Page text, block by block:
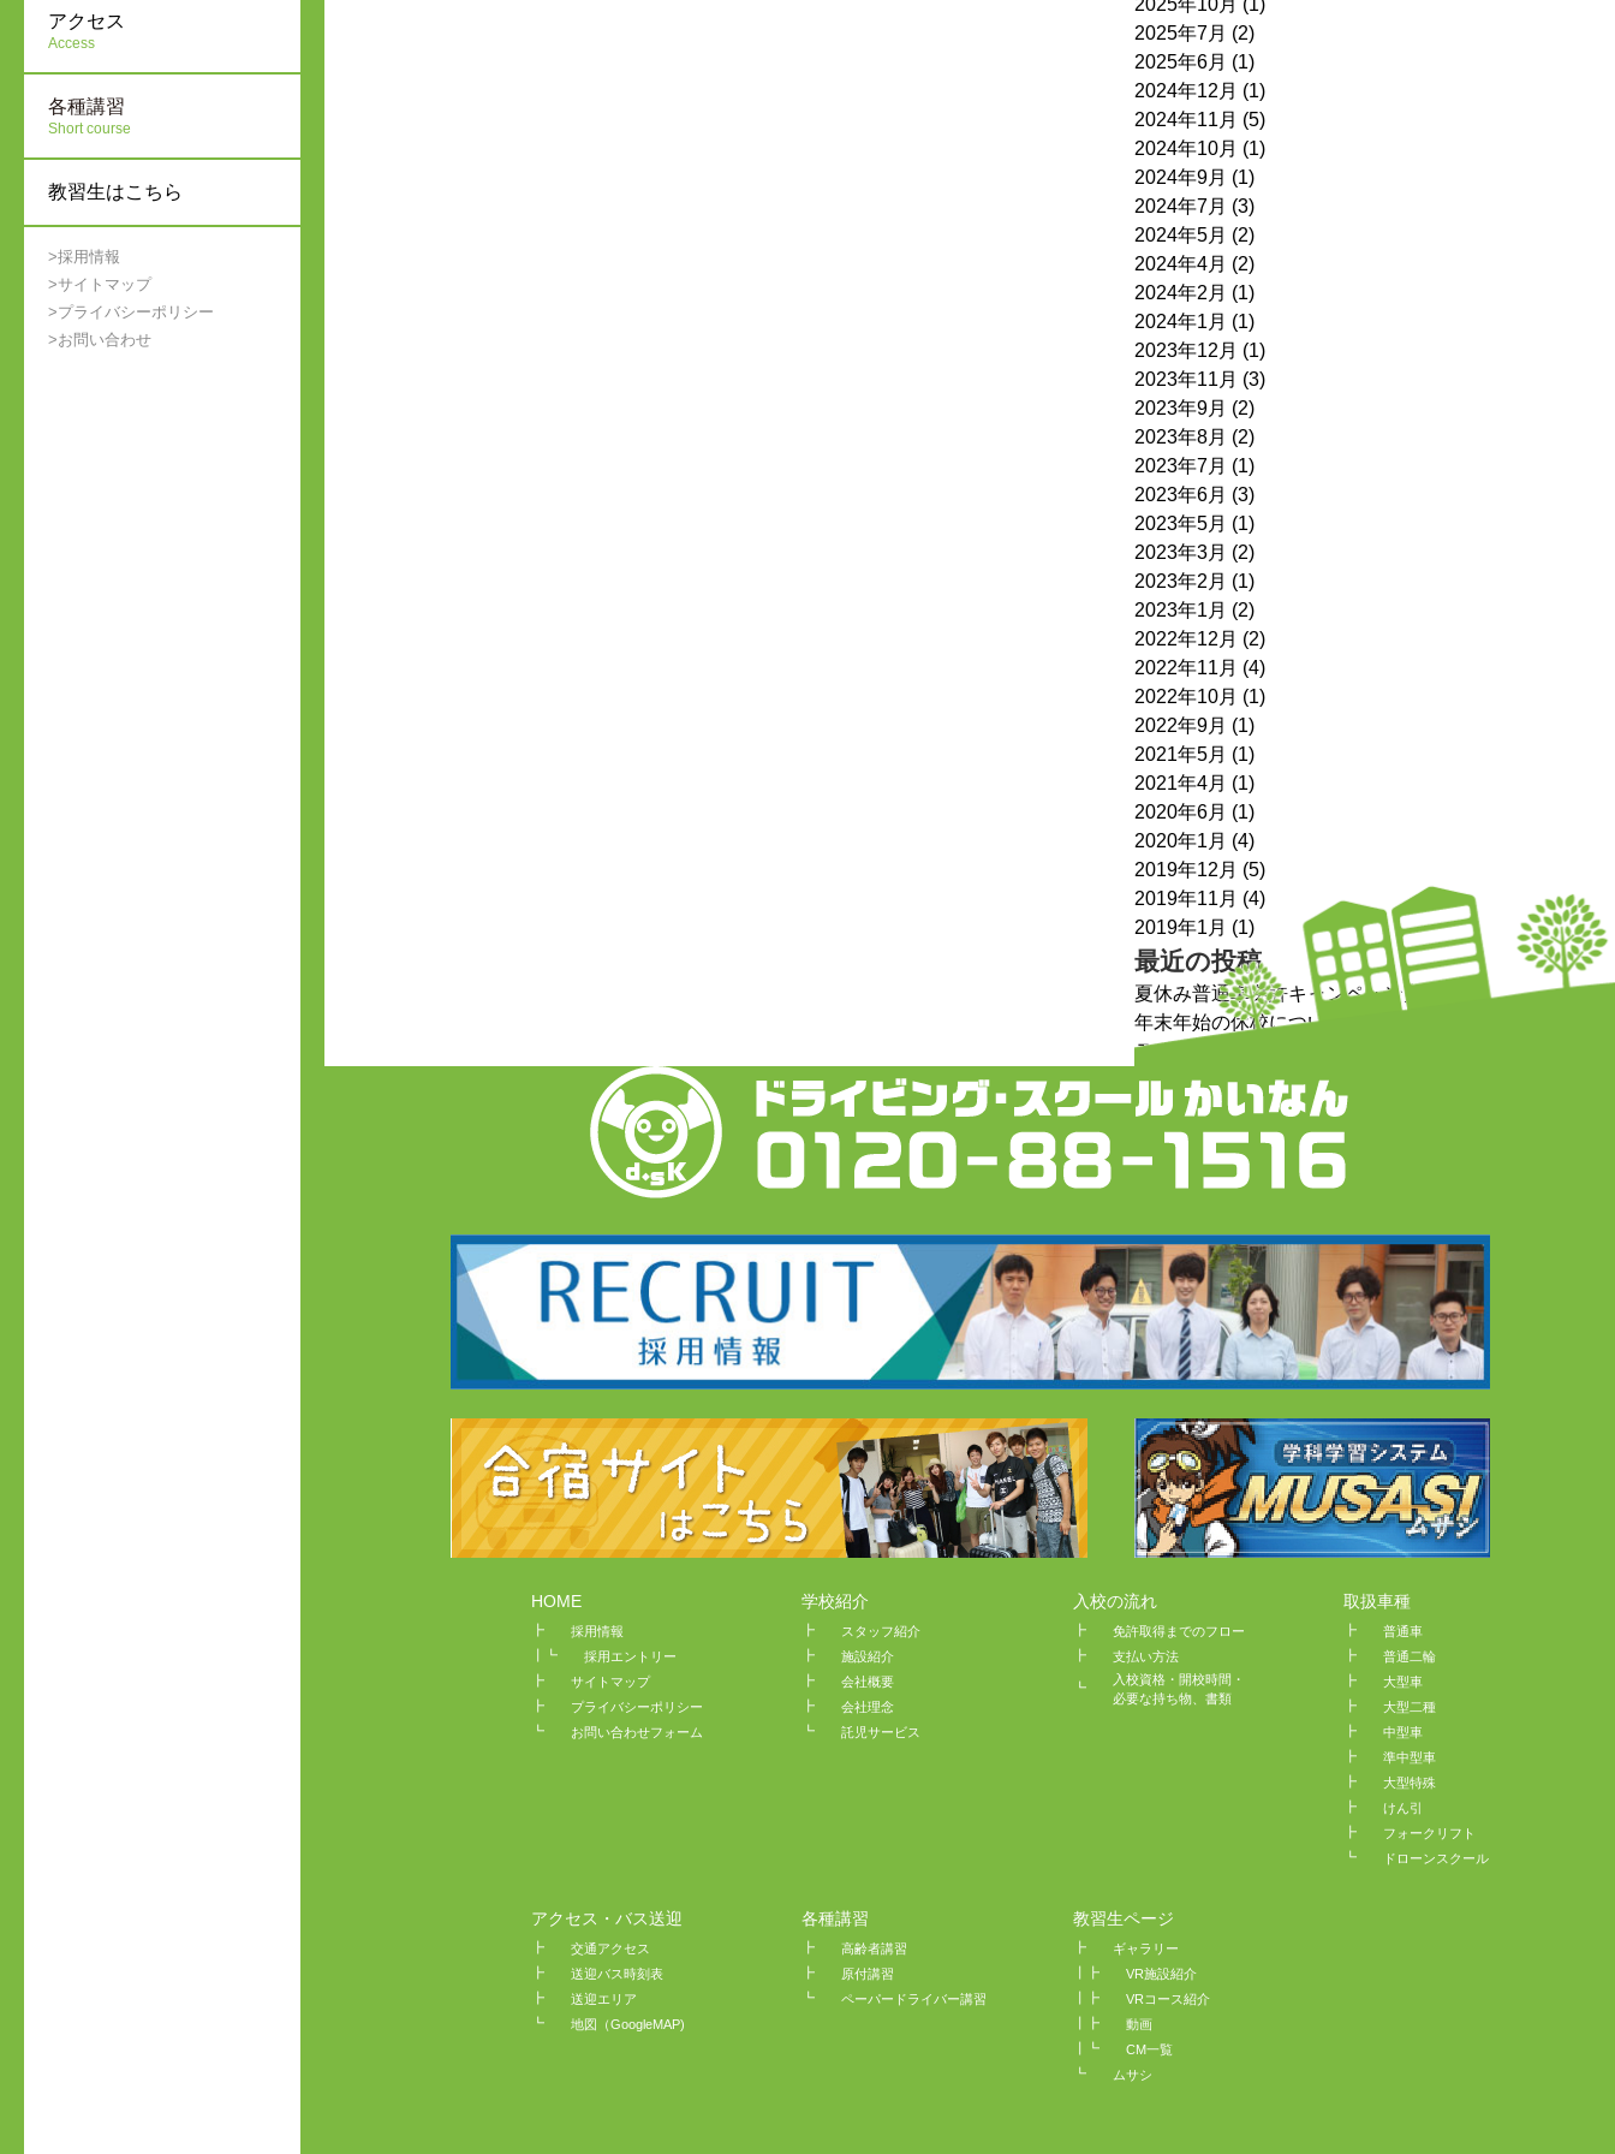
アクセス
Access
各種講習
Short course
教習生はこちら
>採用情報
>サイトマップ
>プライバシーポリシー
>お問い合わせ
2025年10月 (1)
2025年7月 (2)
2025年6月 (1)
2024年12月 (1)
2024年11月 (5)
2024年10月 (1)
2024年9月 (1)
2024年7月 (3)
2024年5月 (2)
2024年4月 (2)
2024年2月 (1)
2024年1月 (1)
2023年12月 (1)
2023年11月 (3)
2023年9月 (2)
2023年8月 (2)
2023年7月 (1)
2023年6月 (3)
2023年5月 (1)
2023年3月 (2)
2023年2月 (1)
2023年1月 (2)
2022年12月 (2)
2022年11月 (4)
2022年10月 (1)
2022年9月 (1)
2021年5月 (1)
2021年4月 (1)
2020年6月 (1)
2020年1月 (4)
2019年12月 (5)
2019年11月 (4)
2019年1月 (1)
最近の投稿
夏休み普通車免許キャンペーン実施中！
年末年始の休校について
ラジオチャリティーミュージックソン
HOME
┣
採用情報
┃┗
採用エントリー
┣
サイトマップ
┣
プライバシーポリシー
┗
お問い合わせフォーム
学校紹介
┣
スタッフ紹介
┣
施設紹介
┣
会社概要
┣
会社理念
┗
託児サービス
入校の流れ
┣
免許取得までのフロー
┣
支払い方法
┗
入校資格・開校時間・
必要な持ち物、書類
取扱車種
┣
普通車
┣
普通二輪
┣
大型車
┣
大型二種
┣
中型車
┣
準中型車
┣
大型特殊
┣
けん引
┣
フォークリフト
┗
ドローンスクール
アクセス・バス送迎
┣
交通アクセス
┣
送迎バス時刻表
┣
送迎エリア
┗
地図（GoogleMAP)
各種講習
┣
高齢者講習
┣
原付講習
┗
ペーパードライバー講習
教習生ページ
┣
ギャラリー
┃┣
VR施設紹介
┃┣
VRコース紹介
┃┣
動画
┃┗
CM一覧
┗
ムサシ